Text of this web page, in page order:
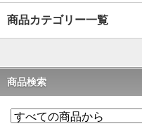
商品カテゴリー一覧
商品検索